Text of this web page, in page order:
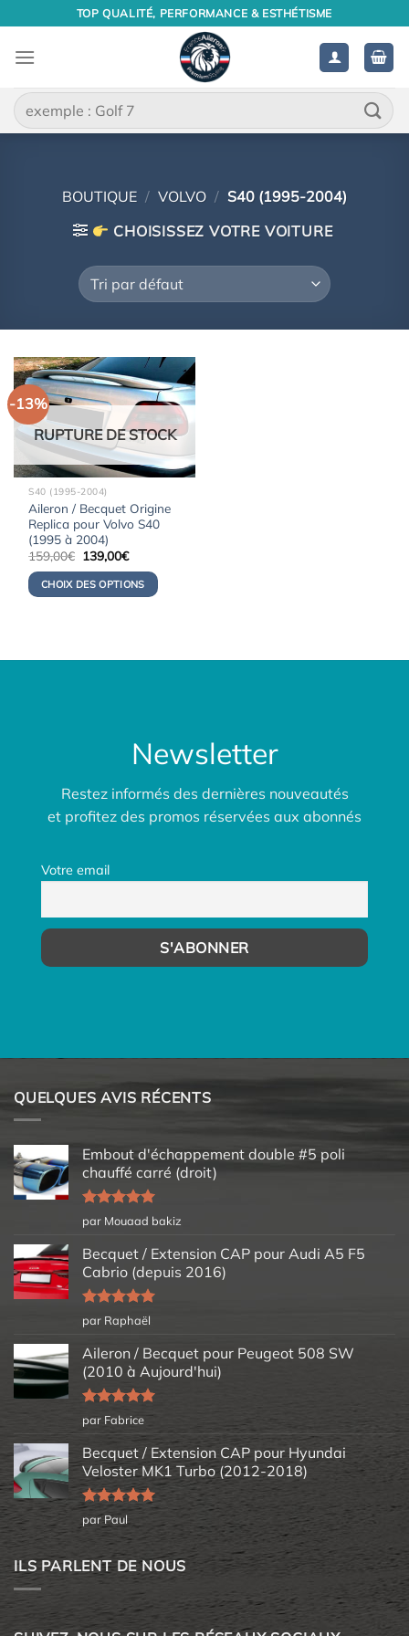
contenu
TOP QUALITÉ, PERFORMANCE & ESTHÉTISME
Recherche
pour :
BOUTIQUE / VOLVO / S40 (1995-2004)
CHOISISSEZ VOTRE VOITURE
-13%
RUPTURE DE STOCK
S40 (1995-2004)
Aileron / Becquet Origine
Replica pour Volvo S40
(1995 à 2004)
159,00€ Le
initial
était :
159,00€.
139,00€Le
actuel
est :
139,00€.
CHOIX DES OPTIONS
Newsletter
Restez informés des dernières nouveautés
et profitez des promos réservées aux abonnés
Votre email
QUELQUES AVIS RÉCENTS
Embout d'échappement double #5 poli
chauffé carré (droit)
Note5sur
5
par Mouaad bakiz
Becquet / Extension CAP pour Audi A5 F5
Cabrio (depuis 2016)
Note5sur
5
par Raphaël
Aileron / Becquet pour Peugeot 508 SW
(2010 à Aujourd'hui)
Note5sur
5
par Fabrice
Becquet / Extension CAP pour Hyundai
Veloster MK1 Turbo (2012-2018)
Note5sur
5
par Paul
ILS PARLENT DE NOUS